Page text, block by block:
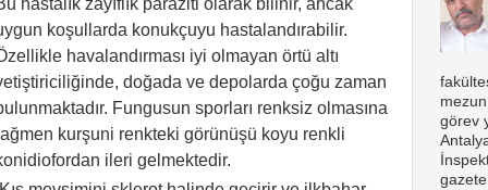
hastalıkzayıflık paraziti olarak bilinir, ancak
koşullarda konukçuyu hastalandırabilir.
havalandırması iyi olmayan örtü altı
doğada ve depolarda çoğu zaman
Fungusun sporları renksiz olmasına
kurşuni renkteki görünüşü koyu renkli
ileri gelmektedir.
görev